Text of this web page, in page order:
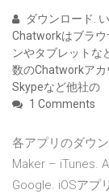
ダウンロード.
Chatworkはブラウ
ンやタブレットな
数のChatworkア
Skypeなど他社の
1 Comments
各アプリのダウ
Maker – iTunes.
Google. iOSアプ